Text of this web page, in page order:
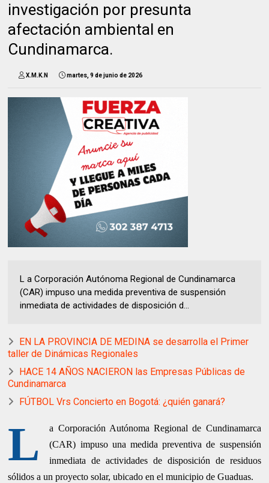
investigación por presunta
afectación ambiental en
Cundinamarca.
X.M.K.N martes, 9 de junio de 2026
L a Corporación Autónoma Regional de Cundinamarca
(CAR) impuso una medida preventiva de suspensión
inmediata de actividades de disposición d...
EN LA PROVINCIA DE MEDINA se desarrolla el Primer
taller de Dinámicas Regionales
HACE 14 AÑOS NACIERON las Empresas Públicas de
Cundinamarca
FÚTBOL Vrs Concierto en Bogotá: ¿quién ganará?
L
a Corporación Autónoma Regional de Cundinamarca
(CAR) impuso una medida preventiva de suspensión
inmediata de actividades de disposición de residuos
sólidos a un proyecto solar, ubicado en el municipio de Guaduas.